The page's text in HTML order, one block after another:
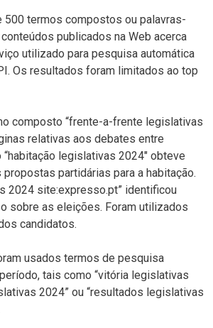
500 termos compostos ou palavras-
publicados na Web acerca
utilizado para pesquisa automática
Os resultados foram limitados ao top
composto “frente-a-frente legislativas
relativas aos debates entre
legislativas 2024″ obteve
partidárias para a habitação.
2024 site:expresso.pt” identificou
sobre as eleições. Foram utilizados
candidatos.
usados termos de pesquisa
tais como “vitória legislativas
2024” ou “resultados legislativas